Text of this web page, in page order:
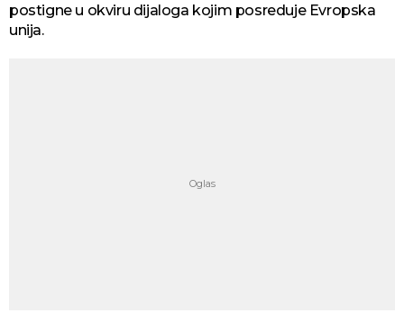
postigne u okviru dijaloga kojim posreduje Evropska
unija.